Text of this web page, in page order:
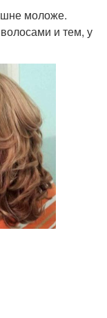
моложе.
и тем, у